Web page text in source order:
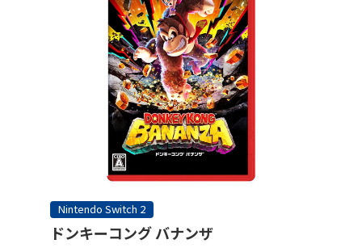
Nintendo Switch 2
ドンキーコング バナンザ